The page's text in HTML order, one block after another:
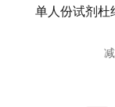
单人份试剂杜